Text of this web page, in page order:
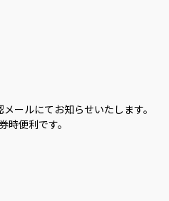
ールにてお知らせいたします。
便利です。